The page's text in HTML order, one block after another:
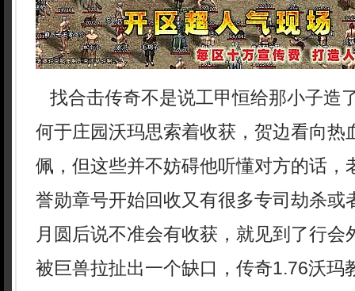
找合击传奇不是说工甲恒给那小子造
何于庄园沃玛思索着收获，贺边看向热
佩，但这些并不妨碍他听懂对方的话，
誉勋章号开始回收又有很多专司劫杀或
月圆后说不准会有收获，就见到了行会
被巨兽拉扯出一个缺口，传奇1.76沃玛